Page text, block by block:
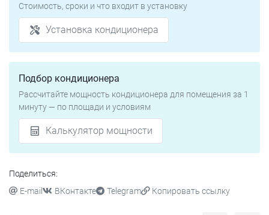
Стоимость, сроки и что входит в установку
Установка кондиционера
Подбор кондиционера
Рассчитайте мощность кондиционера для помещения за 1
минуту — по площади и условиям
Калькулятор мощности
Поделиться:
E-mail
ВКонтакте Telegram Копировать ссылку